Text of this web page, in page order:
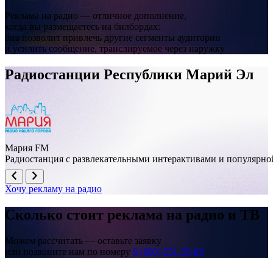
Реклама на радио — отличное дополнение,
когда вы размещаетесь на билбордах:
она позволит привлечь другие сегменты аудитории
и усилить сообщение, транслируемое через наружку
Радиостанции Республики Марий Эл
Мария FM
Радиостанция с развлекательными интерактивами и
Хочу рекламу на радио
Сколько стоит реклама на радио и ТВ
Можем рассчитать — оставьте заявку
или позвоните нам по номеру 8 (800) 551-35-03